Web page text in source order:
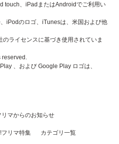
touch、iPadまたはAndroidでご利用い
iPodのロゴ、iTunesは、米国および他
ライセンスに基づき使用されていま
reserved.
、および Google Play ロゴは、
マからのお知らせ
フリマ特集 カテゴリ一覧